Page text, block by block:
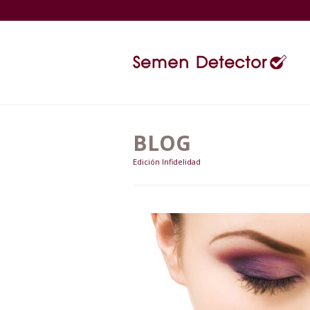
BLOG
Edición Infidelidad